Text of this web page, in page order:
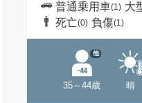
普通乗用車(1) 大
死亡(0) 負傷(1)
35～44歳
他
晴